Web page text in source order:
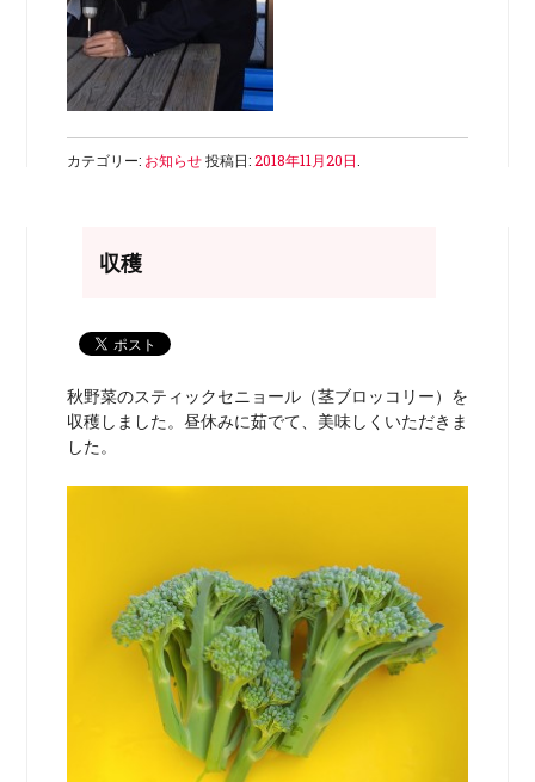
カテゴリー: お知らせ投稿日:2018年11月20日.
収穫
秋野菜のスティックセニョール（茎ブロッコリー）を
収穫しました。昼休みに茹でて、美味しくいただきま
した。